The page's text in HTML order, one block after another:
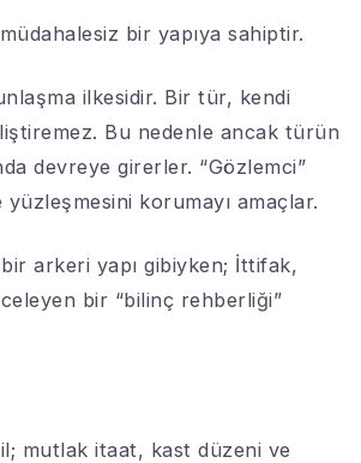
bir yapıya sahiptir.
ilkesidir. Bir tür, kendi
Bu nedenle ancak türün
devreye girerler. “Gözlemci”
korumayı amaçlar.
bir arkeri yapı gibiyken; İttifak,
bir “bilinç rehberliği”
mutlak itaat, kast düzeni ve